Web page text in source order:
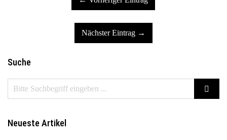
Nächster Eintrag →
Suche
Neueste Artikel